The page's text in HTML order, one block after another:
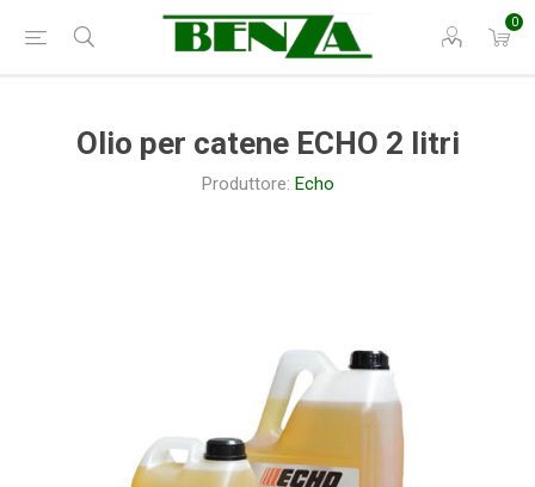
0
Olio per catene ECHO 2 litri
Produttore: Echo